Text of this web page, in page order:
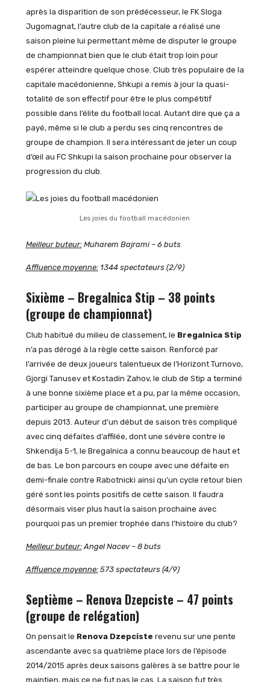
après la disparition de son prédécesseur, le FK Sloga
Jugomagnat, l’autre club de la capitale a réalisé une
saison pleine lui permettant même de disputer le groupe
de championnat bien que le club était trop loin pour
espérer atteindre quelque chose. Club très populaire de la
capitale macédonienne, Shkupi a remis à jour la quasi-
totalité de son effectif pour être le plus compétitif
possible dans l’élite du football local. Autant dire que ça a
payé, même si le club a perdu ses cinq rencontres de
groupe de champion. Il sera intéressant de jeter un coup
d’œil au FC Shkupi la saison prochaine pour observer la
progression du club.
Les joies du football macédonien
Meilleur buteur:Muharem Bajrami – 6 buts
Affluence moyenne:1344 spectateurs (2/9)
Sixième – Bregalnica Stip – 38 points
(groupe de championnat)
Club habitué du milieu de classement, le Bregalnica Stip
n’a pas dérogé à la règle cette saison. Renforcé par
l’arrivée de deux joueurs talentueux de l’Horizont Turnovo,
Gjorgi Tanusev et Kostadin Zahov, le club de Stip a terminé
à une bonne sixième place et a pu, par la même occasion,
participer au groupe de championnat, une première
depuis 2013. Auteur d’un début de saison très compliqué
avec cinq défaites d’affilée, dont une sévère contre le
Shkendija 5-1, le Bregalnica a connu beaucoup de haut et
de bas. Le bon parcours en coupe avec une défaite en
demi-finale contre Rabotnicki ainsi qu’un cycle retour bien
géré sont les points positifs de cette saison. Il faudra
désormais viser plus haut la saison prochaine avec
pourquoi pas un premier trophée dans l’histoire du club?
Meilleur buteur:Angel Nacev – 8 buts
Affluence moyenne:573 spectateurs (4/9)
Septième – Renova Dzepciste – 47 points
(groupe de relégation)
On pensait le Renova Dzepciste revenu sur une pente
ascendante avec sa quatrième place lors de l’épisode
2014/2015 après deux saisons galères à se battre pour le
maintien, mais ce ne fut pas le cas. La saison fut très